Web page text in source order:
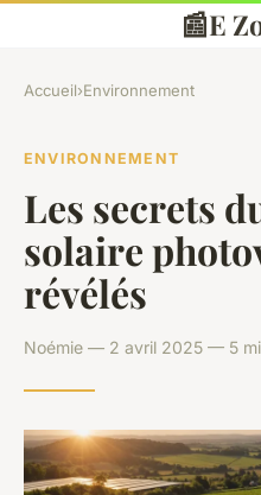
📰E
Accueil›Environnement
ENVIRONNEMENT
Les secrets
solaire
révélés
Noémie — 2 avril 2025 — 5